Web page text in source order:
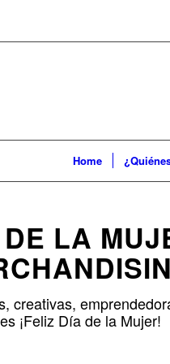
Home
LA
creativas,
¡Feliz Día de la Mujer!